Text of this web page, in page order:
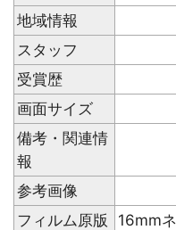
地域情報
スタッフ
受賞歴
画面サイズ
備考・関連情
報
参考画像
フィルム原版
16mm